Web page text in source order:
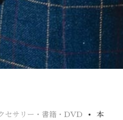
セサリー・書籍・DVD 本